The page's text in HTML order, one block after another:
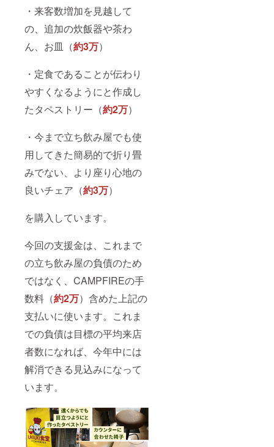
・来客数増加を見越して
の、追加の炊飯器や茶わ
ん、お皿（約3万）
・定食であることが伝わり
やすくなるようにと作成し
たタペストリー（約2万）
・今まで立ち飲み屋でも使
用してきた簡易的で折り畳
みでない、より座り心地の
良いチェア（約3万）
を購入しています。
今回の支援金は、これまで
の立ち飲み屋の負債のため
ではなく、CAMPFIREの手
数料（約2万）含めた上記の
支払いに使います。これま
での負債は目標の平均来店
者数になれば、今年中には
解消できる見込みになって
います。